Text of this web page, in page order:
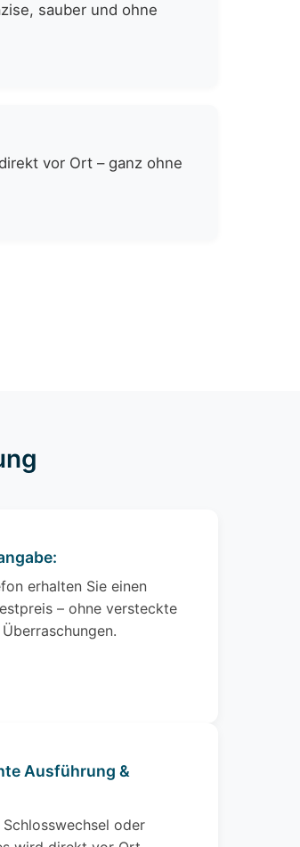
sauber und ohne
vor Ort – ganz ohne
erhalten Sie einen
– ohne versteckte
Ausführung &
oder